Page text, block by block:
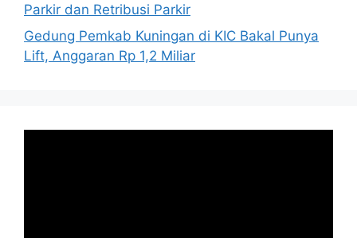
Parkir dan Retribusi Parkir
Gedung Pemkab Kuningan di KIC Bakal Punya
Lift, Anggaran Rp 1,2 Miliar